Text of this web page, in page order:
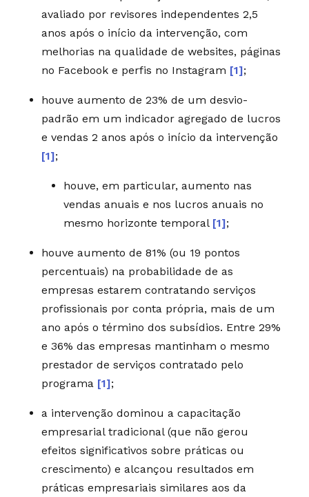
avaliado por revisores independentes 2,5
anos após o início da intervenção, com
melhorias na qualidade de websites, páginas
no Facebook e perfis no Instagram [1];
houve aumento de 23% de um desvio-
padrão em um indicador agregado de lucros
e vendas 2 anos após o início da intervenção
[1];
houve, em particular, aumento nas
vendas anuais e nos lucros anuais no
mesmo horizonte temporal [1];
houve aumento de 81% (ou 19 pontos
percentuais) na probabilidade de as
empresas estarem contratando serviços
profissionais por conta própria, mais de um
ano após o término dos subsídios. Entre 29%
e 36% das empresas mantinham o mesmo
prestador de serviços contratado pelo
programa [1];
a intervenção dominou a capacitação
empresarial tradicional (que não gerou
efeitos significativos sobre práticas ou
crescimento) e alcançou resultados em
práticas empresariais similares aos da